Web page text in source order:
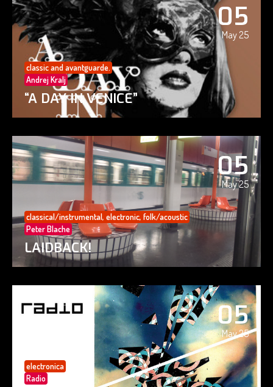
05
May 25
classic and avantguarde.
Andrej Kralj
“A DAY IN VENICE”
05
May 25
classical/instrumental, electronic, folk/acoustic
Peter Blache
LAIDBACK!
05
May 25
electronica
Radio